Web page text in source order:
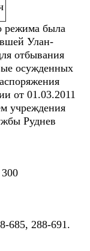
режима была
Улан-
отбывания
осужденных
от 01.03.2011
учреждения
Руднев
685, 288-691.